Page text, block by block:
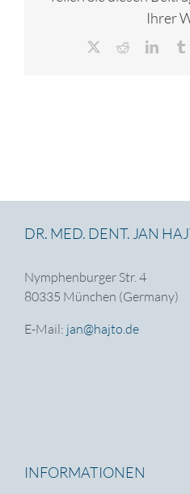
Ihrer
Reddit
DR. MED. DENT. JAN
Nymphenburger Str. 4
80335 München (Germany)
E-Mail: jan@hajto.de
INFORMATIONEN